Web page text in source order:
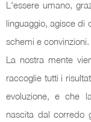
L'essere umano,
linguaggio, agisce di
schemi e convinzioni.
La nostra mente
raccoglie tutti i
evoluzione, e che
nascita dal corredo